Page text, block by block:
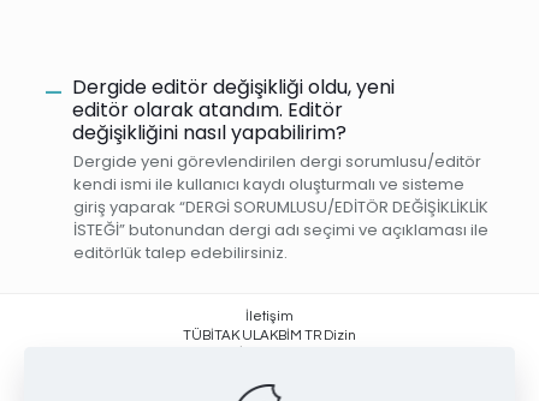
A
Dergide editör değişikliği oldu, yeni
editör olarak atandım. Editör
değişikliğini nasıl yapabilirim?
Dergide yeni görevlendirilen dergi sorumlusu/editör
kendi ismi ile kullanıcı kaydı oluşturmalı ve sisteme
giriş yaparak “DERGİ SORUMLUSU/EDİTÖR DEĞİŞİKLİKLİK
İSTEĞİ” butonundan dergi adı seçimi ve açıklaması ile
editörlük talep edebilirsiniz.
İletişim
TÜBİTAK ULAKBİM TR Dizin
06530 Çankaya / ANKARA +90 (312) 298 92 00